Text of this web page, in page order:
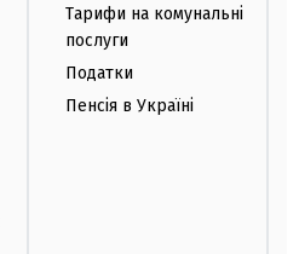
Тарифи на комунальні
послуги
Податки
Пенсія в Україні